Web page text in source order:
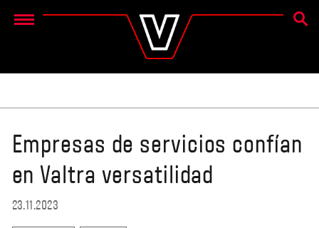
Menu
Empresas de servicios confían
en Valtra versatilidad
23.11.2023